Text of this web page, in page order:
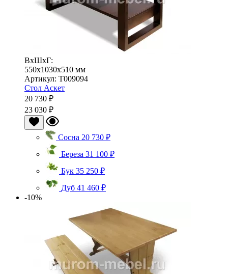
ВхШхГ:
550x1030x510 мм
Артикул: Т009094
Стол Аскет
20 730 ₽
23 030 ₽
Сосна 20 730 ₽
Береза 31 100 ₽
Бук 35 250 ₽
Дуб 41 460 ₽
-10%